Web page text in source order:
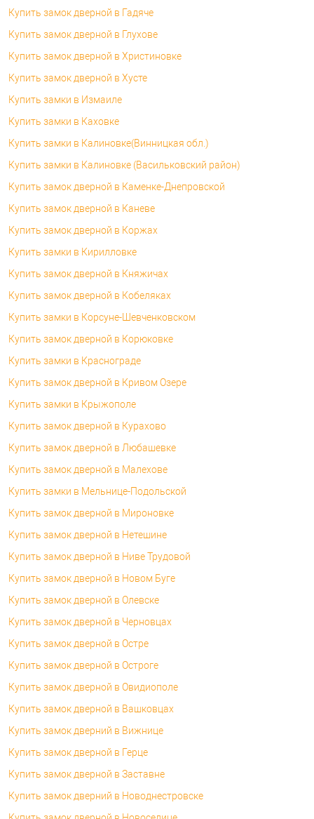
Купить замок дверной в Гадяче
Купить замок дверной в Глухове
Купить замок дверной в Христиновке
Купить замок дверной в Хусте
Купить замки в Измаиле
Купить замки в Каховке
Купить замки в Калиновке(Винницкая обл.)
Купить замки в Калиновке (Васильковский район)
Купить замок дверной в Каменке-Днепровской
Купить замок дверной в Каневе
Купить замок дверной в Коржах
Купить замки в Кирилловке
Купить замок дверной в Княжичах
Купить замок дверной в Кобеляках
Купить замки в Корсуне-Шевченковском
Купить замок дверной в Корюковке
Купить замки в Краснограде
Купить замок дверной в Кривом Озере
Купить замки в Крыжополе
Купить замок дверной в Курахово
Купить замок дверной в Любашевке
Купить замок дверной в Малехове
Купить замки в Мельнице-Подольской
Купить замок дверной в Мироновке
Купить замок дверной в Нетешине
Купить замок дверной в Ниве Трудовой
Купить замок дверной в Новом Буге
Купить замок дверной в Олевске
Купить замок дверной в Черновцах
Купить замок дверной в Остре
Купить замок дверной в Остроге
Купить замок дверной в Овидиополе
Купить замок дверной в Вашковцах
Купить замок дверний в Вижнице
Купить замок дверной в Герце
Купить замок дверной в Заставне
Купить замок дверний в Новоднестровске